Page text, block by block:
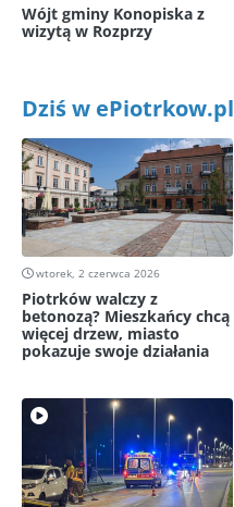
Wójt gminy Konopiska z
wizytą w Rozprzy
Dziś w ePiotrkow.pl
wtorek, 2 czerwca 2026
Piotrków walczy z
betonozą? Mieszkańcy chcą
więcej drzew, miasto
pokazuje swoje działania